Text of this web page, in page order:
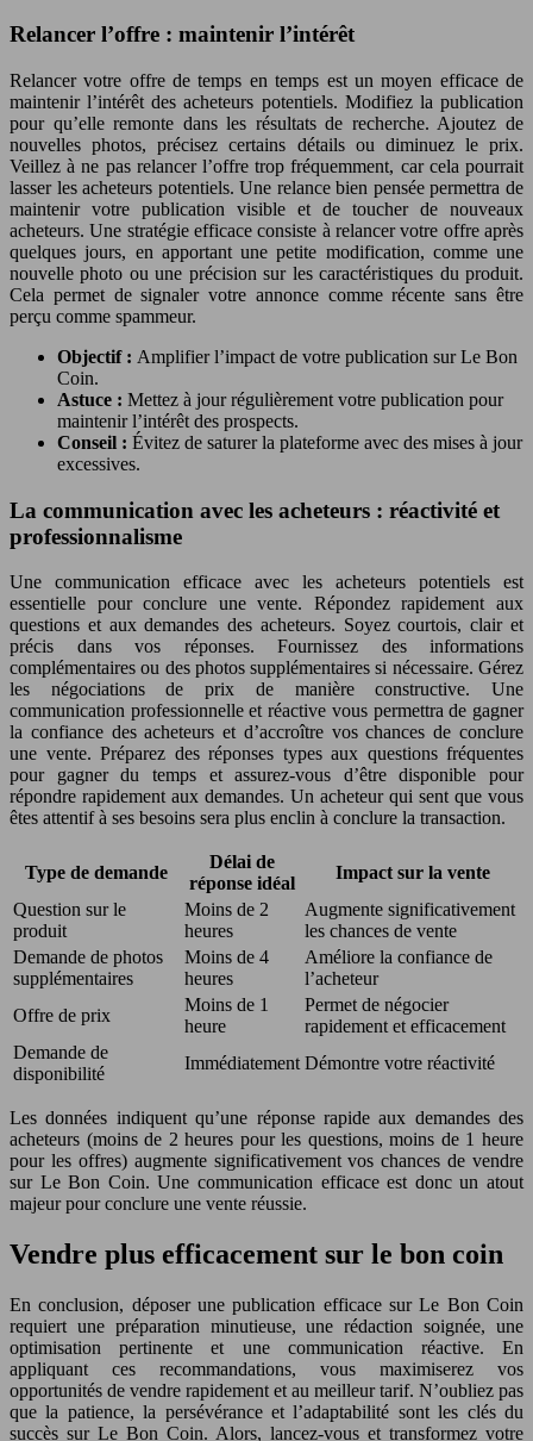
Relancer l’offre : maintenir l’intérêt
Relancer votre offre de temps en temps est un moyen efficace de
maintenir l’intérêt des acheteurs potentiels. Modifiez la publication
pour qu’elle remonte dans les résultats de recherche. Ajoutez de
nouvelles photos, précisez certains détails ou diminuez le prix.
Veillez à ne pas relancer l’offre trop fréquemment, car cela pourrait
lasser les acheteurs potentiels. Une relance bien pensée permettra de
maintenir votre publication visible et de toucher de nouveaux
acheteurs. Une stratégie efficace consiste à relancer votre offre après
quelques jours, en apportant une petite modification, comme une
nouvelle photo ou une précision sur les caractéristiques du produit.
Cela permet de signaler votre annonce comme récente sans être
perçu comme spammeur.
Objectif : Amplifier l’impact de votre publication sur Le Bon
Coin.
Astuce : Mettez à jour régulièrement votre publication pour
maintenir l’intérêt des prospects.
Conseil : Évitez de saturer la plateforme avec des mises à jour
excessives.
La communication avec les acheteurs : réactivité et
professionnalisme
Une communication efficace avec les acheteurs potentiels est
essentielle pour conclure une vente. Répondez rapidement aux
questions et aux demandes des acheteurs. Soyez courtois, clair et
précis dans vos réponses. Fournissez des informations
complémentaires ou des photos supplémentaires si nécessaire. Gérez
les négociations de prix de manière constructive. Une
communication professionnelle et réactive vous permettra de gagner
la confiance des acheteurs et d’accroître vos chances de conclure
une vente. Préparez des réponses types aux questions fréquentes
pour gagner du temps et assurez-vous d’être disponible pour
répondre rapidement aux demandes. Un acheteur qui sent que vous
êtes attentif à ses besoins sera plus enclin à conclure la transaction.
Type de demande
Délai de
réponse idéal
Impact sur la vente
Question sur le
produit
Moins de 2
heures
Augmente significativement
les chances de vente
Demande de photos
supplémentaires
Moins de 4
heures
Améliore la confiance de
l’acheteur
Offre de prix
Moins de 1
heure
Permet de négocier
rapidement et efficacement
Demande de
disponibilité
Immédiatement Démontre votre réactivité
Les données indiquent qu’une réponse rapide aux demandes des
acheteurs (moins de 2 heures pour les questions, moins de 1 heure
pour les offres) augmente significativement vos chances de vendre
sur Le Bon Coin. Une communication efficace est donc un atout
majeur pour conclure une vente réussie.
Vendre plus efficacement sur le bon coin
En conclusion, déposer une publication efficace sur Le Bon Coin
requiert une préparation minutieuse, une rédaction soignée, une
optimisation pertinente et une communication réactive. En
appliquant ces recommandations, vous maximiserez vos
opportunités de vendre rapidement et au meilleur tarif. N’oubliez pas
que la patience, la persévérance et l’adaptabilité sont les clés du
succès sur Le Bon Coin. Alors, lancez-vous et transformez votre